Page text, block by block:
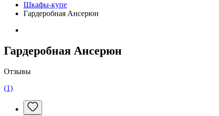
Шкафы-купе
Гардеробная Ансерюн
Гардеробная Ансерюн
Отзывы
(1)